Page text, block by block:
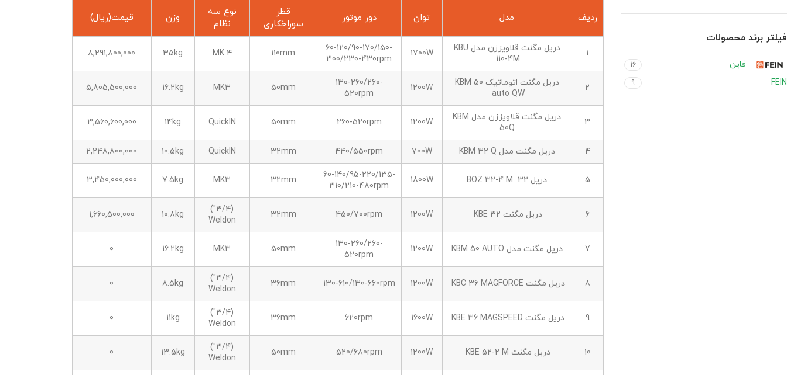
فیلتر برند محصولات
فاین 16
FEIN
9
ردیف مدل توان دور موتور
قطر
سوراخکاری
نوع سه
نظام
وزن قیمت(ریال)
1
دریل مگنت قلاویززن مدل KBU
110-4M
1700W
60-120/90-170/150-
300/230-430rpm
110mm
MK 4
35kg
8,291,800,000
2
دریل مگنت اتوماتیک KBM 50
auto QW
1200W
130-260/260-
520rpm
50mm
MK3
16.2kg
5,805,500,000
3
دریل مگنت قلاویززن مدل KBM
50Q
1200W
260-520rpm
50mm
QuickIN
14kg
3,560,600,000
4 دریل مگنت مدل KBM 32 Q 700W
440/550rpm
32mm
QuickIN
10.5kg
2,248,800,000
5 دریل 32 BOZ 32-4 M 1800W
60-140/95-220/135-
310/210-480rpm
32mm
MK3
7.5kg
3,450,000,000
6 دریل مگنت KBE 32 1200W
450/700rpm
32mm
(3/4")
Weldon
10.8kg
1,660,500,000
7 دریل مگنت مدل KBM 50 AUTO 1200W
130-260/260-
520rpm
50mm
MK3
16.2kg
0
8 دریل مگنت KBC 36 MAGFORCE 1200W
130-610/130-660rpm
36mm
(3/4")
Weldon
8.5kg
0
9 دریل مگنت KBE 36 MAGSPEED 1600W
620rpm
36mm
(3/4")
Weldon
11kg
0
10 دریل مگنت KBE 52-2 M 1200W
520/680rpm
50mm
(3/4")
Weldon
13.5kg
0